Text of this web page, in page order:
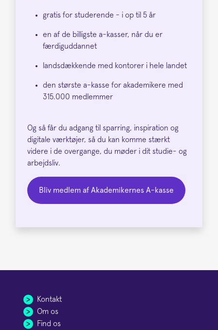
gratis for studerende - i op til 5 år
en af de billigste a-kasser, når du er
færdiguddannet
landsdækkende med kontorer i hele landet
den største a-kasse for akademikere med
315.000 medlemmer
Og så får du adgang til sparring, inspiration og
digitale værktøjer, så du kan komme stærkt
videre i de overgange, du møder i dit studie- og
arbejdsliv.
Bliv medlem af Akademikernes A-kasse
Kontakt
Om os
Find os